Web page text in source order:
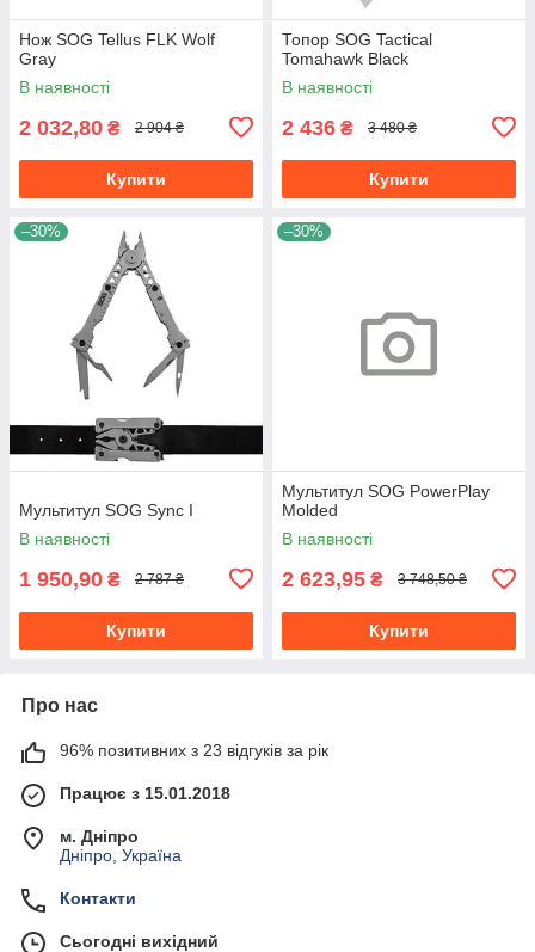
Нож SOG Tellus FLK Wolf
Gray
В наявності
2 032,80 ₴ 2 904 ₴
Купити
Топор SOG Tactical
Tomahawk Black
В наявності
2 436 ₴ 3 480 ₴
Купити
–30%
Мультитул SOG Sync I
В наявності
1 950,90 ₴ 2 787 ₴
Купити
–30%
Мультитул SOG PowerPlay
Molded
В наявності
2 623,95 ₴ 3 748,50 ₴
Купити
Про нас
96% позитивних з 23 відгуків за рік
Працює з 15.01.2018
м. Дніпро
Дніпро, Україна
Контакти
Сьогодні вихідний